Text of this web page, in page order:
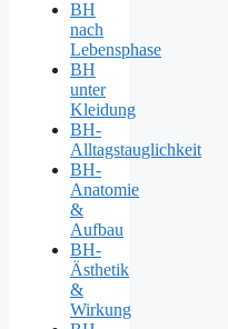
BH
nach
Lebensphase
BH
unter
Kleidung
BH-
Alltagstauglichkeit
BH-
Anatomie
&
Aufbau
BH-
Ästhetik
&
Wirkung